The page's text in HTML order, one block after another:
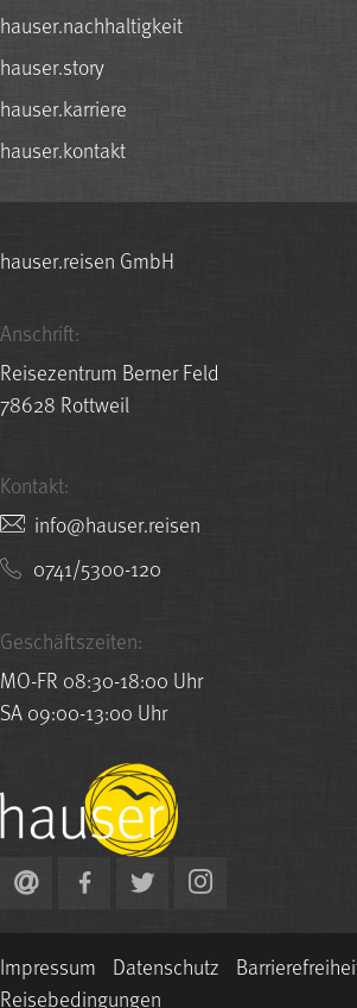
hauser.nachhaltigkeit
hauser.story
hauser.karriere
hauser.kontakt
hauser.reisen GmbH
Anschrift:
Reisezentrum Berner Feld
78628 Rottweil
Kontakt:
nesier.resuah@ofni
0741/5300-120
Geschäftszeiten:
MO-FR 08:30-18:00 Uhr
SA 09:00-13:00 Uhr
Impressum Datenschutz
Reisebedingungen